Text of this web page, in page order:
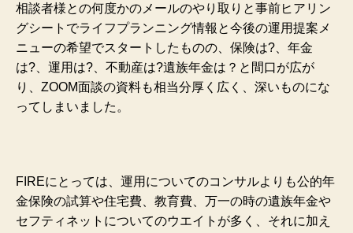
相談者様との何度かのメールのやり取りと事前ヒアリン
グシートでライフプランニング情報と今後の運用提案メ
ニューの希望でスタートしたものの、保険は?、年金
は?、運用は?、不動産は?遺族年金は？と間口が広が
り、ZOOM面談の資料も相当分厚く広く、深いものにな
ってしまいました。
FIREにとっては、運用についてのコンサルよりも公的年
金保険の試算や住宅費、教育費、万一の時の遺族年金や
セフティネットについてのウエイトが多く、それに加え